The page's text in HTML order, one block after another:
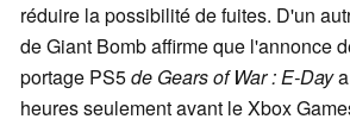
réduire la possibilité de fuites. D'un
de Giant Bomb affirme que l'annonce
portage PS5de Gears of War : E-Daya
heures seulement avant le Xbox